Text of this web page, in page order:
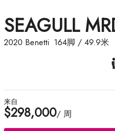
SEAGULL
2020 Benetti 164脚 / 49.9米
来自
$298,000/ 周